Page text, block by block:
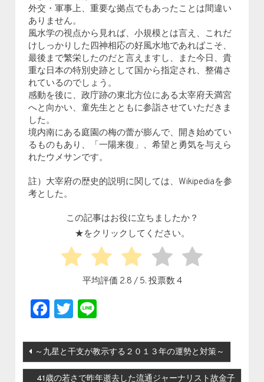
外交・軍事上、重要な拠点でもあったことは間違い
ありません。
風水学の視点から見れば、小規模とは言え、これだ
けしっかりした四神相応の好風水地であればこそ、
最後まで繁栄したのだと言えますし、また今日、貴
重な日本の特別史跡として国から指定され、整備さ
れているのでしょう。
感動を後に、政庁跡の東北方位にある太宰府天満宮
へと向かい、童先生とともに参詣させていただきま
した。
境内南にある庭園の梅の蕾が膨んで、開き始めてい
るものもあり、「一陽来復」、希望と勇気を与えら
れたウメサンです。
註）大宰府の歴史的説明に関しては、Wikipediaを参
考とした。
この記事はお役に立ちましたか？
★をクリックしてください。
平均評価 2.8 / 5. 投票数4
Facebook
Twitter
投稿ナビゲーション
～九星と干支が教示する２０１３年の運勢と対策～
41歳の若さで昨年逝去した流通ジャーナリスト故金子